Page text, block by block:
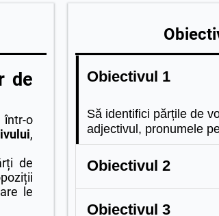
de
o
,
de
le
Obiectivul 1
Să identifici părțile de
adjectivul, pronumele
Obiectivul 2
Să recunoști formele
Obiectivul 3